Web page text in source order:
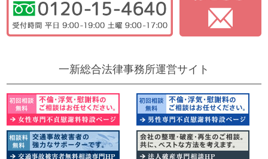
一新総合法律事務所運営サイト